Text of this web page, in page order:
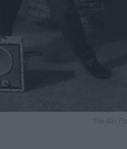
The Gin Fizz